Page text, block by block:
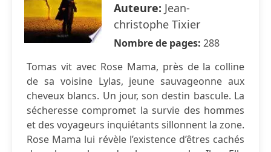
Auteure: Jean-
christophe Tixier
Nombre de pages: 288
Tomas vit avec Rose Mama, près de la colline
de sa voisine Lylas, jeune sauvageonne aux
cheveux blancs. Un jour, son destin bascule. La
sécheresse compromet la survie des hommes
et des voyageurs inquiétants sillonnent la zone.
Rose Mama lui révèle l’existence d’êtres cachés